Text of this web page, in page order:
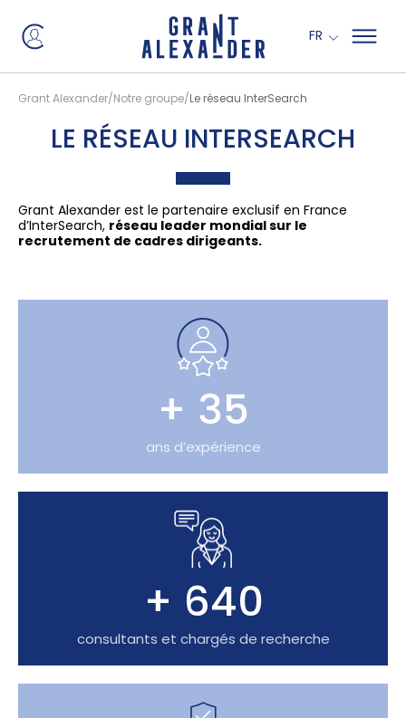
FR
Grant Alexander Notre groupe Le réseau InterSearch
LE RÉSEAU INTERSEARCH
Grant Alexander est le partenaire exclusif en France
d’InterSearch, réseau leader mondial sur le
recrutement de cadres dirigeants.
+ 35
ans d’expérience
+ 640
consultants et chargés de recherche